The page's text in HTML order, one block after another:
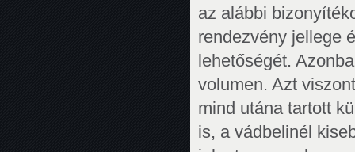
az alábbi
rendezvény jellege
lehetőségét.
volumen. Azt
mind utána tartott
is, a vádbelinél